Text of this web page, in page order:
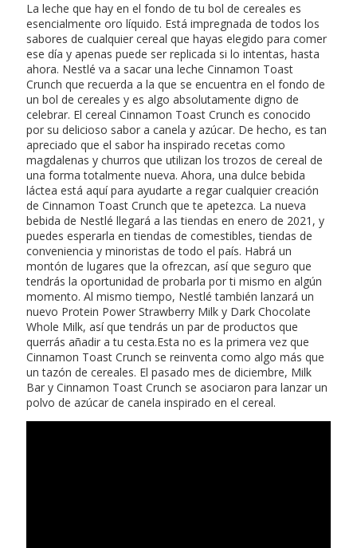
La leche que hay en el fondo de tu bol de cereales es
esencialmente oro líquido. Está impregnada de todos los
sabores de cualquier cereal que hayas elegido para comer
ese día y apenas puede ser replicada si lo intentas, hasta
ahora. Nestlé va a sacar una leche Cinnamon Toast
Crunch que recuerda a la que se encuentra en el fondo de
un bol de cereales y es algo absolutamente digno de
celebrar. El cereal Cinnamon Toast Crunch es conocido
por su delicioso sabor a canela y azúcar. De hecho, es tan
apreciado que el sabor ha inspirado recetas como
magdalenas y churros que utilizan los trozos de cereal de
una forma totalmente nueva. Ahora, una dulce bebida
láctea está aquí para ayudarte a regar cualquier creación
de Cinnamon Toast Crunch que te apetezca. La nueva
bebida de Nestlé llegará a las tiendas en enero de 2021, y
puedes esperarla en tiendas de comestibles, tiendas de
conveniencia y minoristas de todo el país. Habrá un
montón de lugares que la ofrezcan, así que seguro que
tendrás la oportunidad de probarla por ti mismo en algún
momento. Al mismo tiempo, Nestlé también lanzará un
nuevo Protein Power Strawberry Milk y Dark Chocolate
Whole Milk, así que tendrás un par de productos que
querrás añadir a tu cesta.Esta no es la primera vez que
Cinnamon Toast Crunch se reinventa como algo más que
un tazón de cereales. El pasado mes de diciembre, Milk
Bar y Cinnamon Toast Crunch se asociaron para lanzar un
polvo de azúcar de canela inspirado en el cereal.